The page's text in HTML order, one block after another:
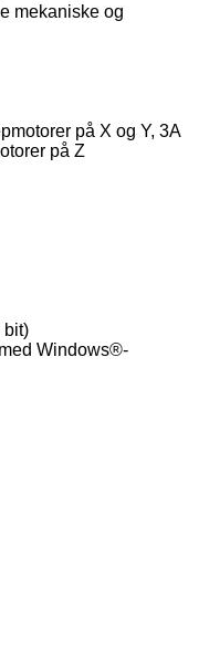
mekaniske og
på X og Y, 3A
på Z
bit)
Windows®-